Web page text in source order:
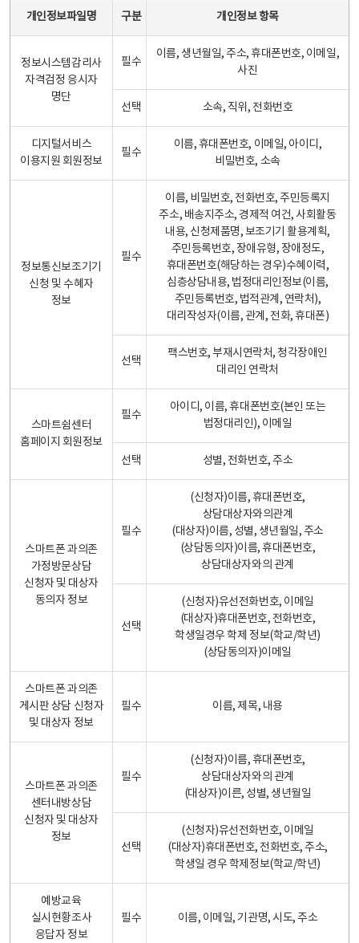
개인정보파일명 구분 개인정보 항목
정보시스템감리사
자격검정 응시자
명단
필수
이름, 생년월일, 주소, 휴대폰번호, 이메일,
사진
선택 소속, 직위, 전화번호
디지털서비스
이용지원 회원정보
필수
이름, 휴대폰번호, 이메일, 아이디,
비밀번호, 소속
정보통신보조기기
신청 및 수혜자
정보
필수
이름, 비밀번호, 전화번호, 주민등록지
주소, 배송지주소, 경제적 여건, 사회활동
내용, 신청제품명, 보조기기 활용계획,
주민등록번호, 장애유형, 장애정도,
휴대폰번호(해당하는 경우)수혜이력,
심층상담내용, 법정대리인정보(이름,
주민등록번호, 법적관계, 연락처),
대리작성자(이름, 관계, 전화, 휴대폰)
선택
팩스번호, 부재시연락처, 청각장애인
대리인 연락처
스마트쉼센터
홈페이지 회원정보
필수
아이디, 이름, 휴대폰번호(본인 또는
법정대리인), 이메일
선택 성별, 전화번호, 주소
스마트폰 과의존
가정방문상담
신청자 및 대상자
동의자 정보
필수
(신청자)이름, 휴대폰번호,
상담대상자와의관계
(대상자)이름, 성별, 생년월일, 주소
(상담동의자)이름, 휴대폰번호,
상담대상자와의 관계
선택
(신청자)유선전화번호, 이메일
(대상자)휴대폰번호, 전화번호,
학생일경우 학제 정보(학교/학년)
(상담동의자)이메일
스마트폰 과의존
게시판 상담 신청자
및 대상자 정보
필수 이름, 제목, 내용
스마트폰 과의존
센터내방상담
신청자 및 대상자
정보
필수
(신청자)이름, 휴대폰번호,
상담대상자와의 관계
(대상자)이른, 성별, 생년월일
선택
(신청자)유선전화번호, 이메일
(대상자)휴대폰번호, 전화번호, 주소,
학생일 경우 학제정보(학교/학년)
예방교육
실시현황조사
응답자 정보
필수 이름, 이메일, 기관명, 시도, 주소